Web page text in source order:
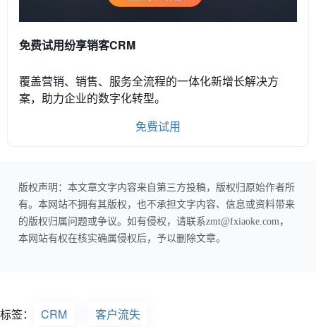
免费试用纷享销客CRM
覆盖营销、销售、服务全流程的一体化新增长解决方
案，助力企业的数字化转型。
免费试用
版权声明：本文章文字内容来自第三方投稿，版权归原始作者所
有。本网站不拥有其版权，也不承担文字内容、信息或资料带来
的版权归属问题或争议。如有侵权，请联系zmt@fxiaoke.com，
本网站有权在核实确属侵权后，予以删除文章。
标签： CRM 客户流失